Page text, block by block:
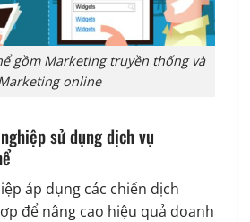
gồm Marketing truyền thống và
online
sử dụng dịch vụ
áp dụng các chiến dịch
để nâng cao hiệu quả doanh